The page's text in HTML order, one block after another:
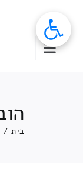
בית /